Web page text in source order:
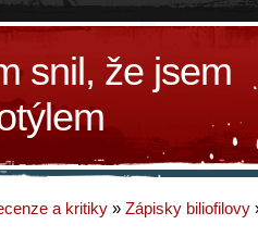
snil, že jsem
a kritiky » Zápisky biliofilovy